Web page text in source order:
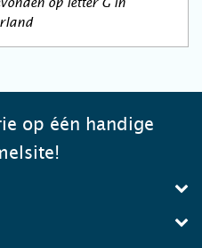
op letter G in
op één handige